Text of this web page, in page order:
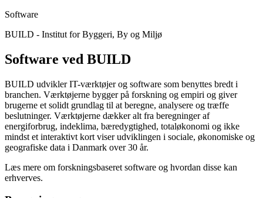
Software
BUILD - Institut for Byggeri, By og Miljø
Software ved BUILD
BUILD udvikler IT-værktøjer og software som benyttes bredt i
branchen. Værktøjerne bygger på forskning og empiri og giver
brugerne et solidt grundlag til at beregne, analysere og træffe
beslutninger. Værktøjerne dækker alt fra beregninger af
energiforbrug, indeklima, bæredygtighed, totaløkonomi og ikke
mindst et interaktivt kort viser udviklingen i sociale, økonomiske og
geografiske data i Danmark over 30 år.
Læs mere om forskningsbaseret software og hvordan disse kan
erhverves.